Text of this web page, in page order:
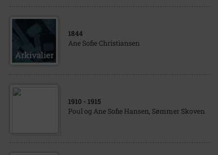
1844
Ane Sofie Christiansen
1910 - 1915
Poul og Ane Sofie Hansen, Sømmer Skoven